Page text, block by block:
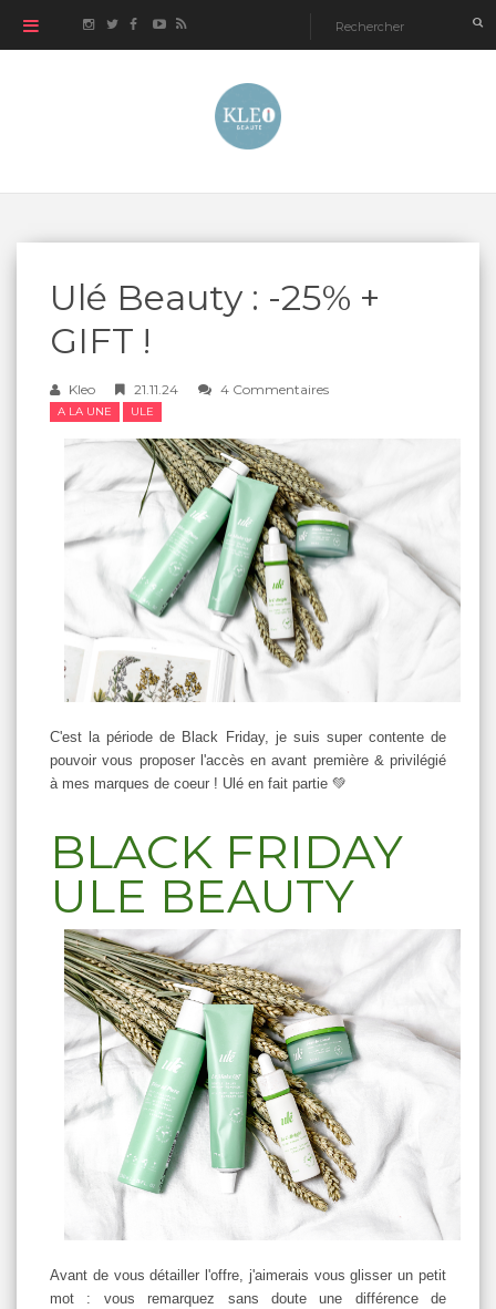
Ulé Beauty : -25% +
GIFT !
Kleo 21.11.24 4 Commentaires
A LA UNE ULE
C'est la période de Black Friday, je suis super contente de
pouvoir vous proposer l'accès en avant première & privilégié
à mes marques de coeur ! Ulé en fait partie 💚
BLACK FRIDAY
ULE BEAUTY
Avant de vous détailler l'offre, j'aimerais vous glisser un petit
mot : vous remarquez sans doute une différence de